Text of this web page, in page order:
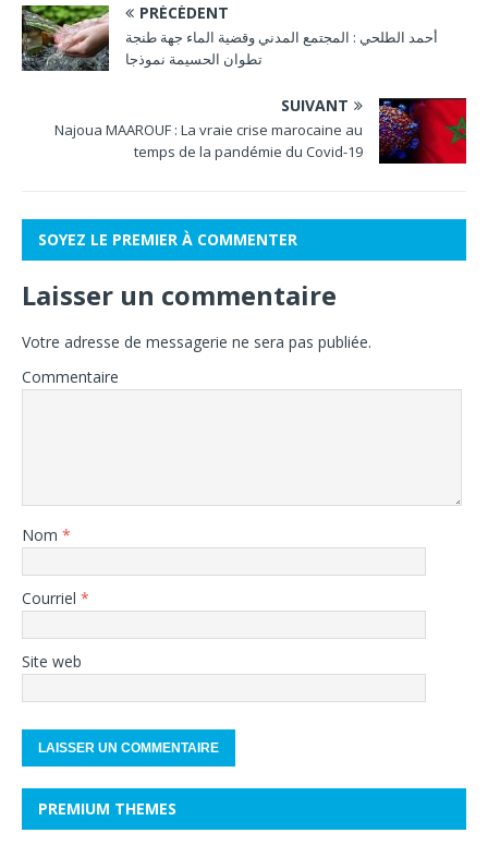
PRÉCÉDENT
أحمد الطلحي : المجتمع المدني وقضية الماء جهة طنجة
تطوان الحسيمة نموذجا
SUIVANT
Najoua MAAROUF : La vraie crise marocaine au
temps de la pandémie du Covid-19
SOYEZ LE PREMIER À COMMENTER
Laisser un commentaire
Votre adresse de messagerie ne sera pas publiée.
Commentaire
Nom *
Courriel *
Site web
PREMIUM THEMES